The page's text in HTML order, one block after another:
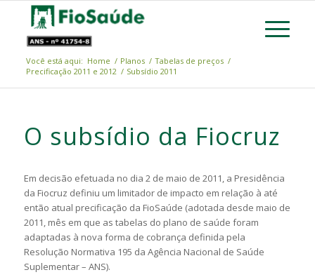
Você está aqui: Home / Planos / Tabelas de preços /
Precificação 2011 e 2012 / Subsídio 2011
O subsídio da Fiocruz
Em decisão efetuada no dia 2 de maio de 2011, a Presidência
da Fiocruz definiu um limitador de impacto em relação à até
então atual precificação da FioSaúde (adotada desde maio de
2011, mês em que as tabelas do plano de saúde foram
adaptadas à nova forma de cobrança definida pela
Resolução Normativa 195 da Agência Nacional de Saúde
Suplementar – ANS).